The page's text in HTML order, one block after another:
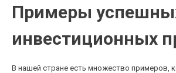
Примеры
инвестиционных
В нашей стране есть множество примеров,